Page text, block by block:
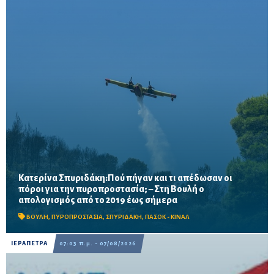
Κατερίνα Σπυριδάκη:Πού πήγαν και τι απέδωσαν οι
πόροι για την πυροπροστασία; – Στη Βουλή ο
απολογισμός από το 2019 έως σήμερα
ΒΟΥΛΗ, ΠΥΡΟΠΡΟΣΤΑΣΙΑ, ΣΠΥΡΙΔΑΚΗ, ΠΑΣΟΚ - ΚΙΝΑΛ
Το ΠΑΣΟΚ ζητά πλήρη απολογισμό των χρηματοδοτήσεων από
το 2019, στοιχεία για τα προγράμματα «ΑΙΓΙΣ» και AntiNero,
καθώς και απαντήσεις για προσωπικό, οχήματα, ε...
ΙΕΡΑΠΕΤΡΑ 07:03 π.μ. - 07/08/2026